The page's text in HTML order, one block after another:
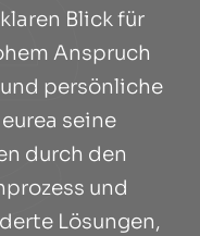
Blick für
Anspruch
persönliche
seine
durch den
und
Lösungen,